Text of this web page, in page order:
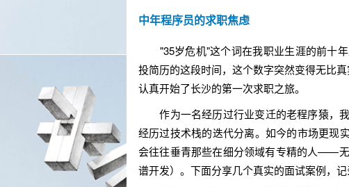
中年程序员的求职焦虑
"35岁危机"这个词在我职业生涯的前十年
投简历的这段时间，这个数字突然变得无比
认真开始了长沙的第一次求职之旅。
作为一名经历过行业变迁的老程序猿，我
经历过技术栈的迭代分离。如今的市场更现
会往往垂青那些在细分领域有专精的人——
谱开发）。下面分享几个真实的面试案例，